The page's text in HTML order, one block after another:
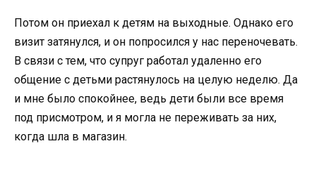
Потом он приехал к детям на выходные. Однако его
визит затянулся, и он попросился у нас переночевать.
В связи с тем, что супруг работал удаленно его
общение с детьми растянулось на целую неделю. Да
и мне было спокойнее, ведь дети были все время
под присмотром, и я могла не переживать за них,
когда шла в магазин.